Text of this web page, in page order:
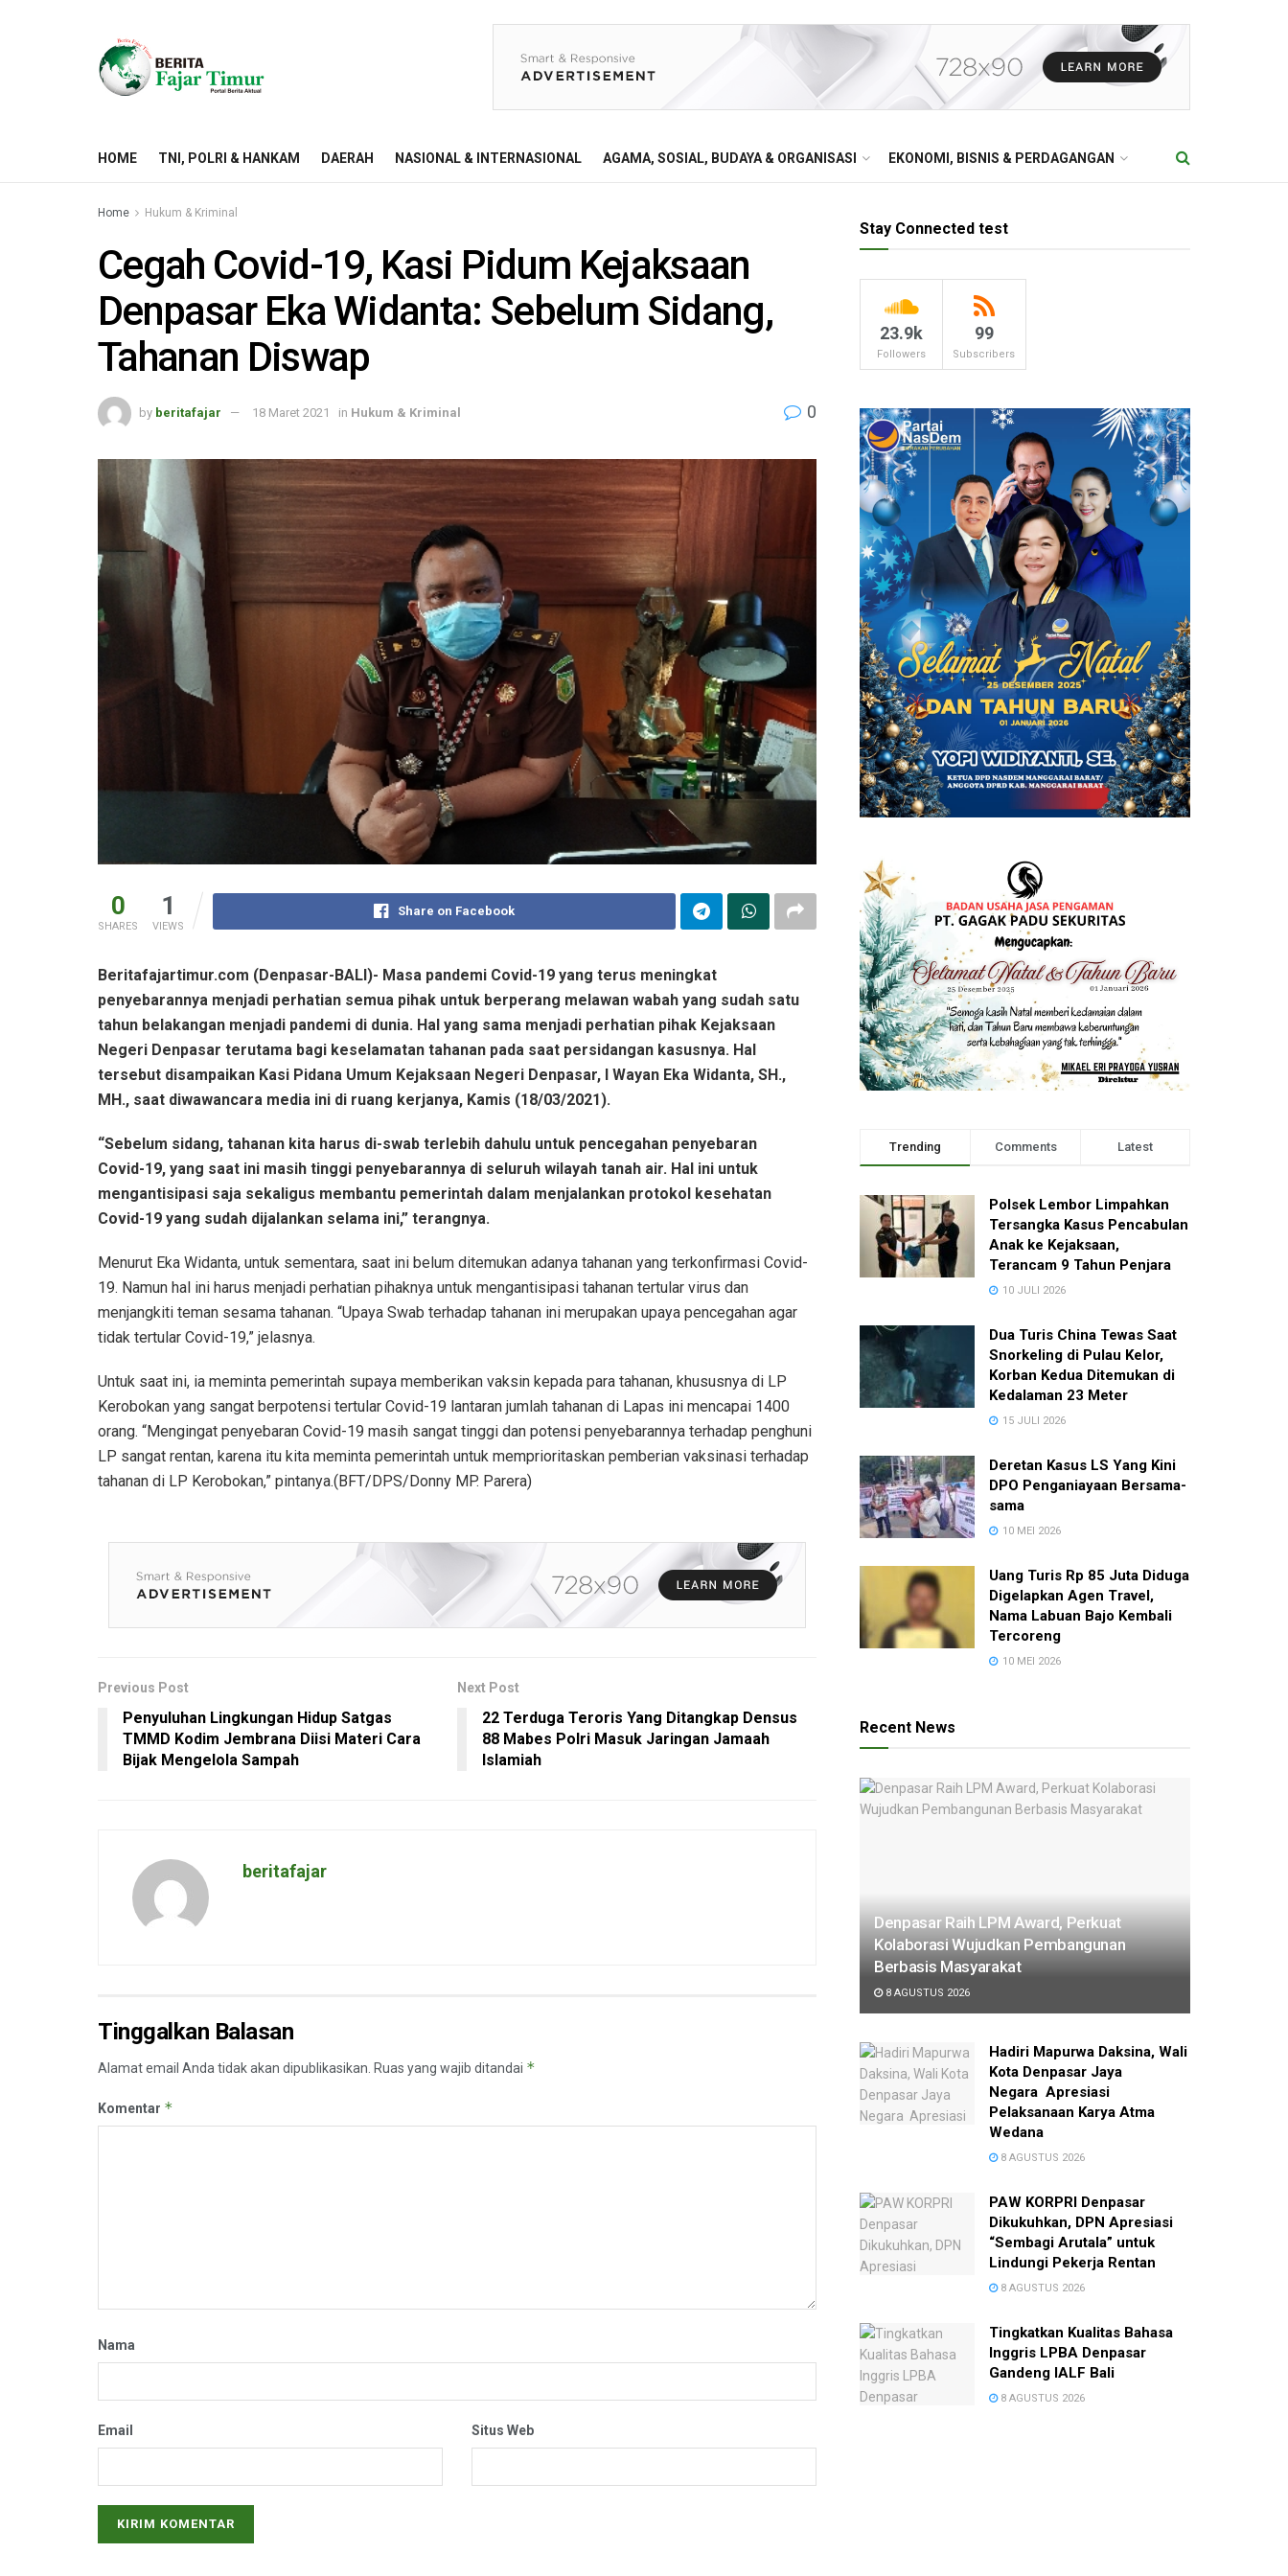
HOME TNI, POLRI & HANKAM DAERAH NASIONAL & INTERNASIONAL AGAMA, SOSIAL, BUDAYA & ORGANISASI EKONOMI, BISNIS & PERDAGANGAN
Home Hukum & Kriminal
Cegah Covid-19, Kasi Pidum Kejaksaan
Denpasar Eka Widanta: Sebelum Sidang,
Tahanan Diswap
by beritafajar 18 Maret 2021 in Hukum & Kriminal 0
0
SHARES
1
VIEWS
Share on Facebook
Beritafajartimur.com (Denpasar-BALI)- Masa pandemi Covid-19 yang terus meningkat
penyebarannya menjadi perhatian semua pihak untuk berperang melawan wabah yang sudah satu
tahun belakangan menjadi pandemi di dunia. Hal yang sama menjadi perhatian pihak Kejaksaan
Negeri Denpasar terutama bagi keselamatan tahanan pada saat persidangan kasusnya. Hal
tersebut disampaikan Kasi Pidana Umum Kejaksaan Negeri Denpasar, I Wayan Eka Widanta, SH.,
MH., saat diwawancara media ini di ruang kerjanya, Kamis (18/03/2021).
“Sebelum sidang, tahanan kita harus di-swab terlebih dahulu untuk pencegahan penyebaran
Covid-19, yang saat ini masih tinggi penyebarannya di seluruh wilayah tanah air. Hal ini untuk
mengantisipasi saja sekaligus membantu pemerintah dalam menjalankan protokol kesehatan
Covid-19 yang sudah dijalankan selama ini,” terangnya.
Menurut Eka Widanta, untuk sementara, saat ini belum ditemukan adanya tahanan yang terkonfirmasi Covid-
19. Namun hal ini harus menjadi perhatian pihaknya untuk mengantisipasi tahanan tertular virus dan
menjangkiti teman sesama tahanan. “Upaya Swab terhadap tahanan ini merupakan upaya pencegahan agar
tidak tertular Covid-19,” jelasnya.
Untuk saat ini, ia meminta pemerintah supaya memberikan vaksin kepada para tahanan, khususnya di LP
Kerobokan yang sangat berpotensi tertular Covid-19 lantaran jumlah tahanan di Lapas ini mencapai 1400
orang. “Mengingat penyebaran Covid-19 masih sangat tinggi dan potensi penyebarannya terhadap penghuni
LP sangat rentan, karena itu kita meminta pemerintah untuk memprioritaskan pemberian vaksinasi terhadap
tahanan di LP Kerobokan,” pintanya.(BFT/DPS/Donny MP. Parera)
Previous Post
Penyuluhan Lingkungan Hidup Satgas
TMMD Kodim Jembrana Diisi Materi Cara
Bijak Mengelola Sampah
Next Post
22 Terduga Teroris Yang Ditangkap Densus
88 Mabes Polri Masuk Jaringan Jamaah
Islamiah
beritafajar
Tinggalkan Balasan
Alamat email Anda tidak akan dipublikasikan. Ruas yang wajib ditandai *
Komentar *
Nama
Email Situs Web
Stay Connected test
23.9k
Followers
99
Subscribers
Trending Comments Latest
Polsek Lembor Limpahkan
Tersangka Kasus Pencabulan
Anak ke Kejaksaan,
Terancam 9 Tahun Penjara
10 JULI 2026
Dua Turis China Tewas Saat
Snorkeling di Pulau Kelor,
Korban Kedua Ditemukan di
Kedalaman 23 Meter
15 JULI 2026
Deretan Kasus LS Yang Kini
DPO Penganiayaan Bersama-
sama
10 MEI 2026
Uang Turis Rp 85 Juta Diduga
Digelapkan Agen Travel,
Nama Labuan Bajo Kembali
Tercoreng
10 MEI 2026
Recent News
Denpasar Raih LPM Award, Perkuat
Kolaborasi Wujudkan Pembangunan
Berbasis Masyarakat
8 AGUSTUS 2026
Hadiri Mapurwa Daksina, Wali
Kota Denpasar Jaya
Negara Apresiasi
Pelaksanaan Karya Atma
Wedana
8 AGUSTUS 2026
PAW KORPRI Denpasar
Dikukuhkan, DPN Apresiasi
“Sembagi Arutala” untuk
Lindungi Pekerja Rentan
8 AGUSTUS 2026
Tingkatkan Kualitas Bahasa
Inggris LPBA Denpasar
Gandeng IALF Bali
8 AGUSTUS 2026